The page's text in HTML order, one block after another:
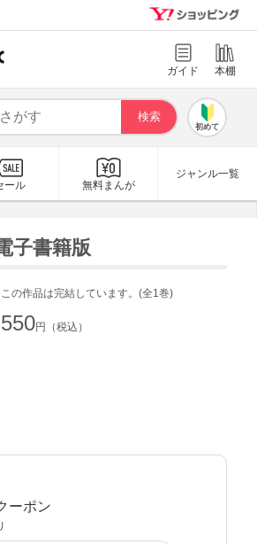
ガイド 本棚
初めて
ール 無料まんが
ジャンル一覧
子書籍版
この作品は完結しています。(全1巻)
550円（税込）
ーポン